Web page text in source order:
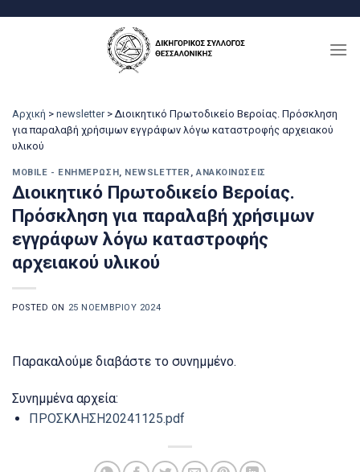
Αρχική > newsletter > Διοικητικό Πρωτοδικείο Βεροίας. Πρόσκληση
για παραλαβή χρήσιμων εγγράφων λόγω καταστροφής αρχειακού
υλικού
MOBILE - ΕΝΗΜΈΡΩΣΗ, NEWSLETTER ,ΑΝΑΚΟΙΝΏΣΕΙΣ
Διοικητικό Πρωτοδικείο Βεροίας.
Πρόσκληση για παραλαβή χρήσιμων
εγγράφων λόγω καταστροφής
αρχειακού υλικού
POSTED ON 25 ΝΟΕΜΒΡΊΟΥ 2024
Παρακαλούμε διαβάστε το συνημμένο.
Συνημμένα αρχεία:
ΠΡΟΣΚΛΗΣΗ20241125.pdf